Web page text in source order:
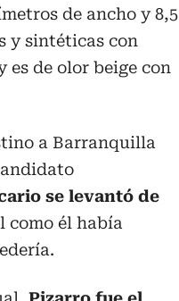
de ancho y 8,5
y sintéticas con
es de olor beige con
a Barranquilla
se levantó de
como él había